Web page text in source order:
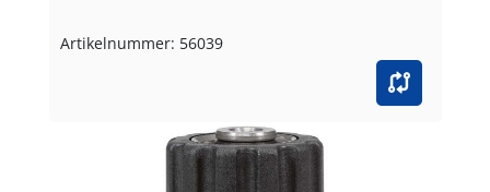
Artikelnummer: 56039